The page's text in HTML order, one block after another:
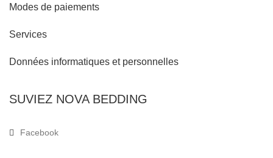
Modes de paiements
Services
Données informatiques et personnelles
SUVIEZ NOVA BEDDING
Facebook